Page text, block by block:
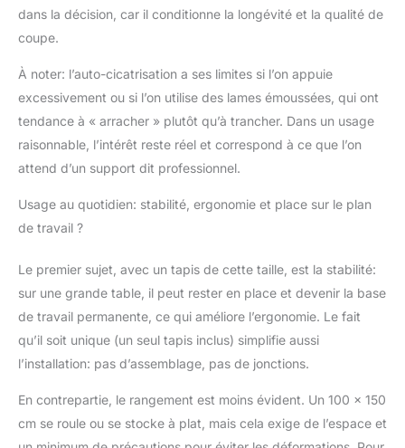
dans la décision, car il conditionne la longévité et la qualité de
coupe.
À noter: l’auto-cicatrisation a ses limites si l’on appuie
excessivement ou si l’on utilise des lames émoussées, qui ont
tendance à « arracher » plutôt qu’à trancher. Dans un usage
raisonnable, l’intérêt reste réel et correspond à ce que l’on
attend d’un support dit professionnel.
Usage au quotidien: stabilité, ergonomie et place sur le plan
de travail ?
Le premier sujet, avec un tapis de cette taille, est la stabilité:
sur une grande table, il peut rester en place et devenir la base
de travail permanente, ce qui améliore l’ergonomie. Le fait
qu’il soit unique (un seul tapis inclus) simplifie aussi
l’installation: pas d’assemblage, pas de jonctions.
En contrepartie, le rangement est moins évident. Un 100 x 150
cm se roule ou se stocke à plat, mais cela exige de l’espace et